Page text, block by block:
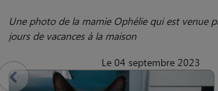
Une photo de la mamie Ophélie qui est venue
jours de vacances à la maison
Le 04 septembre 2023